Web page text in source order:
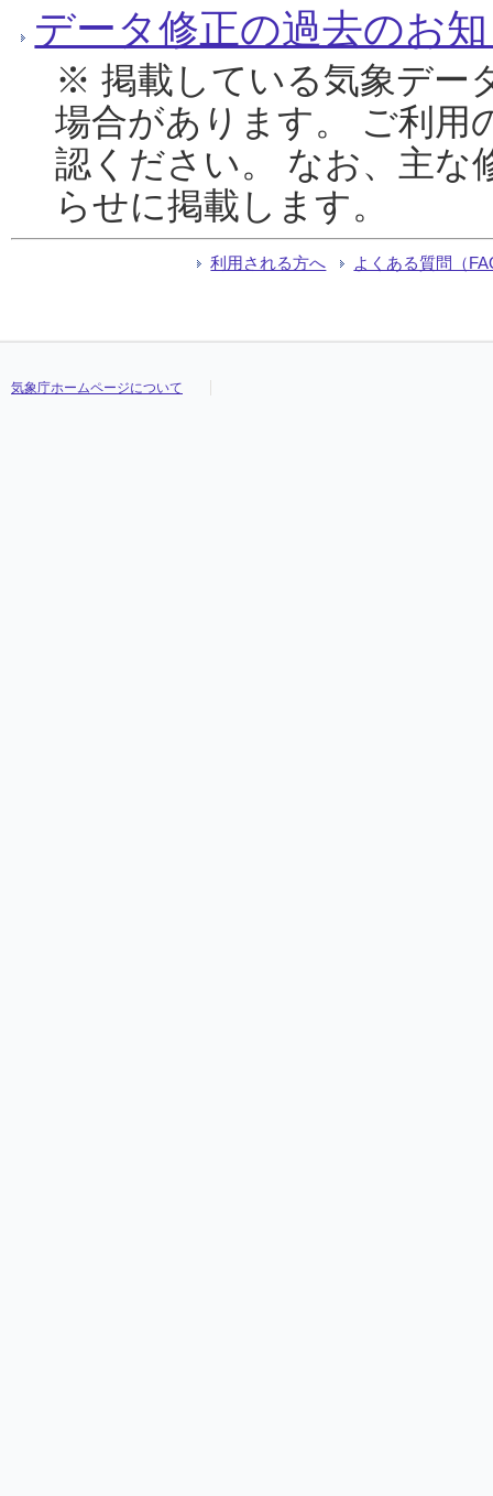
データ修正の過去のお
※ 掲載している気象デー
場合があります。 ご利用
認ください。 なお、主な
らせに掲載します。
利用される方へ よくある質問（
気象庁ホームページについて